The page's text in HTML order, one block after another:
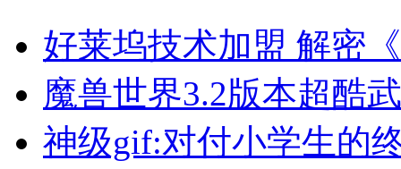
好莱坞技术加盟 解密
魔兽世界3.2版本超酷
神级gif:对付小学生的